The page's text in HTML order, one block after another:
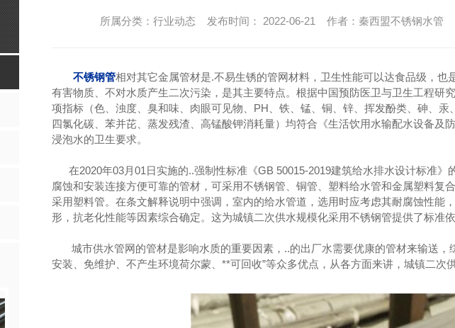
所属分类：行业动态 发布时间： 2022-06-21 作者：秦西盟不锈钢水管
不锈钢管相对其它金属管材是.不易生锈的管网材料，卫生性能可以达食品级，也
有害物质、不对水质产生二次污染，是其主要特点。根据中国预防医卫与卫生工程研
项指标（色、浊度、臭和味、肉眼可见物、PH、铁、锰、铜、锌、挥发酚类、砷、汞
四氯化碳、苯并芘、蒸发残渣、高锰酸钾消耗量）均符合《生活饮用水输配水设备及
浸泡水的卫生要求。
在2020年03月01日实施的..强制性标准《GB 50015-2019建筑给水排水设计标准》
腐蚀和安装连接方便可靠的管材，可采用不锈钢管、铜管、塑料给水管和金属塑料复
采用塑料管。在条文解释说明中强调，室内的给水管道，选用时应考虑其耐腐蚀性能
形，抗老化性能等因素综合确定。这为城镇二次供水规模化采用不锈钢管提供了标准依
城市供水管网的管材是影响水质的重要因素，..的出厂水需要优康的管材来输送，
安装、免维护、不产生环境荷尔蒙、**可回收”等众多优点，从各方面来讲，城镇二次